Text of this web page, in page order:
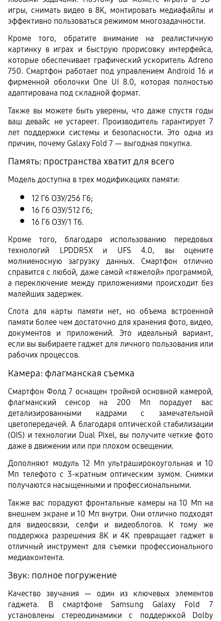
игры, снимать видео в 8K, монтировать медиафайлы и
эффективно пользоваться режимом многозадачности.
Кроме того, обратите внимание на реалистичную
картинку в играх и быструю прорисовку интерфейса,
которые обеспечивает графический ускоритель Adreno
750. Смартфон работает под управлением Android 16 и
фирменной оболочки One UI 8.0, которая полностью
адаптирована под складной формат.
Также вы можете быть уверены, что даже спустя годы
ваш девайс не устареет. Производитель гарантирует 7
лет поддержки системы и безопасности. Это одна из
причин, почему Galaxy Fold 7 — выгодная покупка.
Память: пространства хватит для всего
Модель доступна в трех модификациях памяти:
12 Гб ОЗУ/256 Гб;
16 Гб ОЗУ/512 Гб;
16 Гб ОЗУ/1 Тб.
Кроме того, благодаря использованию передовых
технологий LPDDR5X и UFS 4.0, вы оцените
молниеносную загрузку данных. Смартфон отлично
справится с любой, даже самой «тяжелой» программой,
а переключение между приложениями происходит без
малейших задержек.
Слота для карты памяти нет, но объема встроенной
памяти более чем достаточно для хранения фото, видео,
документов и приложений. Это идеальный вариант,
если вы выбираете гаджет для личного пользования или
рабочих процессов.
Камера: флагманская съемка
Смартфон Фолд 7 оснащен тройной основной камерой,
флагманский сенсор на 200 Мп порадует вас
детализированными кадрами с замечательной
цветопередачей. А благодаря оптической стабилизации
(OIS) и технологии Dual Pixel, вы получите четкие фото
даже в движении или при плохом освещении.
Дополняют модуль 12 Мп ультраширокоугольная и 10
Мп телефото с 3-кратным оптическим зумом. Снимки
получаются насыщенными и профессиональными.
Также вас порадуют фронтальные камеры на 10 Мп на
внешнем экране и 10 Мп внутри. Они отлично подходят
для видеосвязи, селфи и видеоблогов. К тому же
поддержка разрешения 8K и 4K превращает гаджет в
отличный инструмент для съемки профессионального
медиаконтента.
Звук: полное погружение
Качество звучания — один из ключевых элементов
гаджета. В смартфоне Samsung Galaxy Fold 7
установлены стереодинамики с поддержкой Dolby